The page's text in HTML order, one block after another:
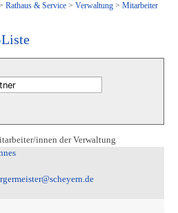
Rathaus & Service> Verwaltung> Mitarbeiter
innen der Verwaltung